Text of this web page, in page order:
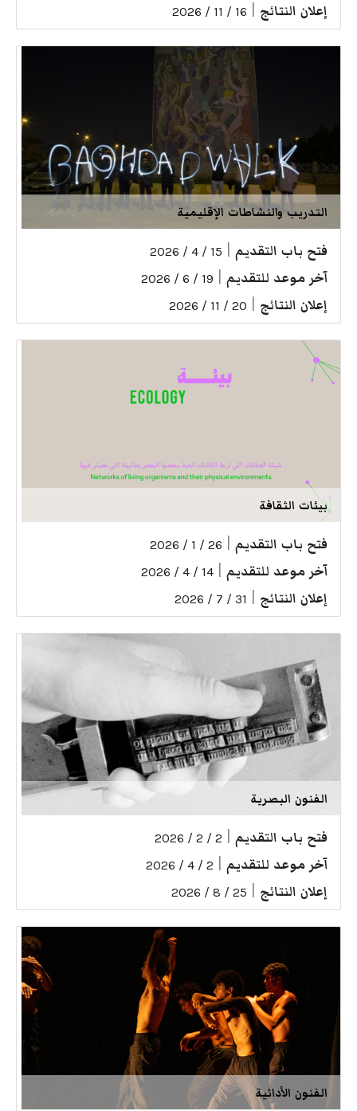
إعلان النتائج 16 / 11 / 2026
التدريب والنشاطات الإقليمية
فتح باب التقديم 15 / 4 / 2026
آخر موعد للتقديم 19 / 6 / 2026
إعلان النتائج 20 / 11 / 2026
بيئات الثقافة
فتح باب التقديم 26 / 1 / 2026
آخر موعد للتقديم 14 / 4 / 2026
إعلان النتائج 31 / 7 / 2026
الفنون البصرية
فتح باب التقديم 2 / 2 / 2026
آخر موعد للتقديم 2 / 4 / 2026
إعلان النتائج 25 / 8 / 2026
الفنون الأدائية